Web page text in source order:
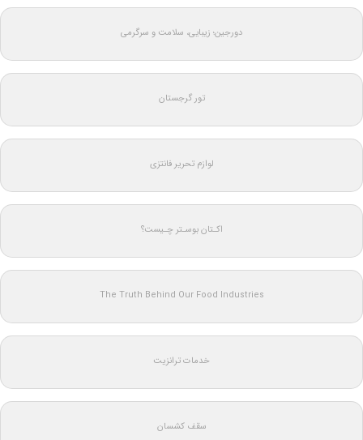
دورجین؛ زیبایی، سلامت و سرگرمی
تور گرجستان
لوازم تحریر فانتزی
اکـتان بوسـتر چـیست؟
The Truth Behind Our Food Industries
خدمات ترانزیت
سقف کشسان